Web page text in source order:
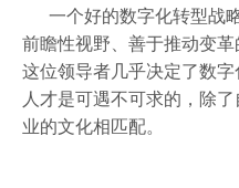
一个好的数字化转型战
前瞻性视野、善于推动变
这位领导者几乎决定了数
人才是可遇不可求的，除
业的文化相匹配。